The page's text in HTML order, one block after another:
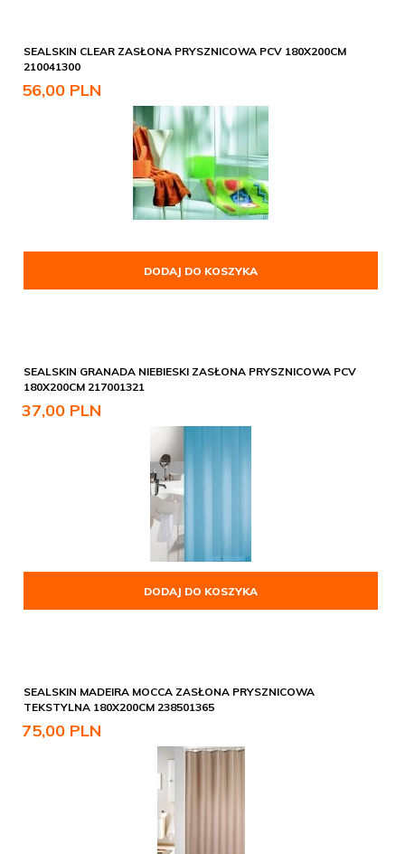
SEALSKIN CLEAR ZASŁONA PRYSZNICOWA PCV 180X200CM
210041300
56,00 PLN
DODAJ DO KOSZYKA
SEALSKIN GRANADA NIEBIESKI ZASŁONA PRYSZNICOWA PCV
180X200CM 217001321
37,00 PLN
DODAJ DO KOSZYKA
SEALSKIN MADEIRA MOCCA ZASŁONA PRYSZNICOWA
TEKSTYLNA 180X200CM 238501365
75,00 PLN